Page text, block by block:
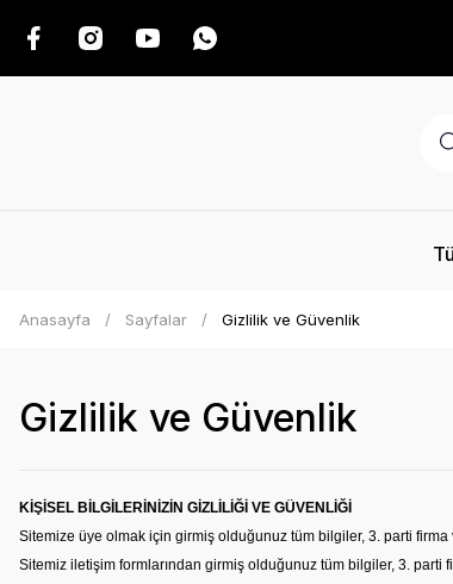
Anasayfa Sayfalar Gizlilik ve Güvenlik
Gizlilik ve Güvenlik
KİŞİSEL BİLGİLERİNİZİN GİZLİLİĞİ VE GÜVENLİĞİ
Sitemize üye olmak için girmiş olduğunuz tüm bilgiler, 3. parti firma
Sitemiz iletişim formlarından girmiş olduğunuz tüm bilgiler, 3. parti